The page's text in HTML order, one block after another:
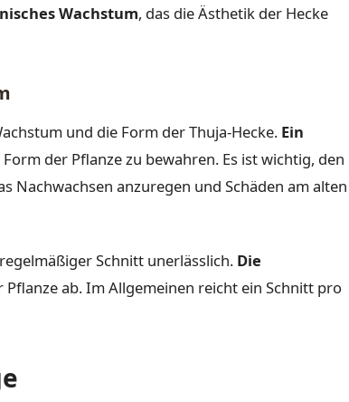
Wachstum, das die Ästhetik der Hecke
und die Form der Thuja-Hecke. Ein
der Pflanze zu bewahren. Es ist wichtig, den
Nachwachsen anzuregen und Schäden am alten
Schnitt unerlässlich. Die
ab. Im Allgemeinen reicht ein Schnitt pro